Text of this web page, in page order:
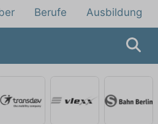
Berufe Ausbildung